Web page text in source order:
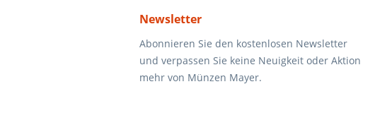
Newsletter
Abonnieren Sie den kostenlosen Newsletter
und verpassen Sie keine Neuigkeit oder Aktion
mehr von Münzen Mayer.